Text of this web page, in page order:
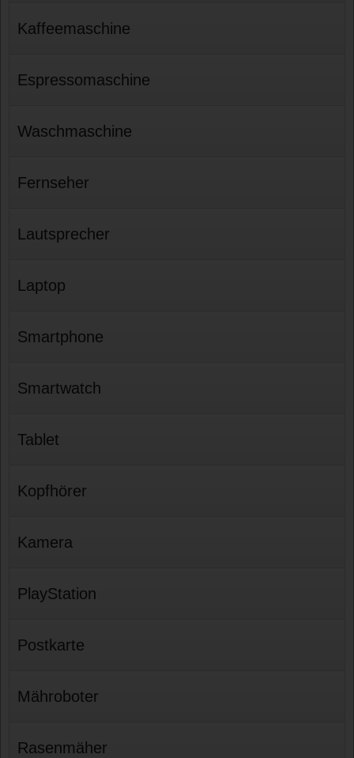
Kaffeemaschine
Espressomaschine
Waschmaschine
Fernseher
Lautsprecher
Laptop
Smartphone
Smartwatch
Tablet
Kopfhörer
Kamera
PlayStation
Postkarte
Mähroboter
Rasenmäher